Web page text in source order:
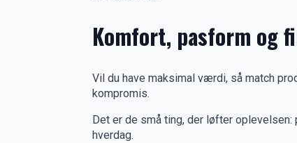
Komfort, pasform og
Vil du have maksimal værdi, så match
kompromis.
Det er de små ting, der løfter
hverdag.